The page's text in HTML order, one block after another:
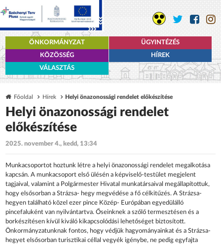
ÖNKORMÁNYZAT
ÜGYINTÉZÉS
KÖZÖSSÉG
HÍREK
VÁLASZTÁS
Főoldal Hírek Helyi önazonossági rendelet előkészítése
Helyi önazonossági rendelet
előkészítése
2025. november 4., kedd, 13:34
Munkacsoportot hoztunk létre a helyi önazonossági rendelet megalkotása
kapcsán. A munkacsoport első ülésén a képviselő-testület megjelent
tagjaival, valamint a Polgármester Hivatal munkatársaival megállapítottuk,
hogy elsősorban a Strázsa- hegy megvédése a fő célkitűzés. A Strázsa-
hegyen található közel ezer pince Közép- Európában egyedülálló
pincefaluként van nyilvántartva. Őseinknek a szőlő termesztésen és a
borkészítésen kívül kiváló kikapcsolódási lehetőséget biztosított.
Önkormányzatunknak fontos, hogy védjük hagyományainkat és a Strázsa-
hegyet elsősorban turisztikai céllal vegyék igénybe, ne pedig egyfajta